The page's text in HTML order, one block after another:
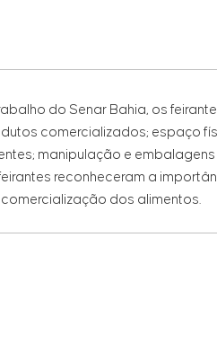
do Senar Bahia, os
comercializados; espaço
manipulação e
reconheceram a
dos alimentos.